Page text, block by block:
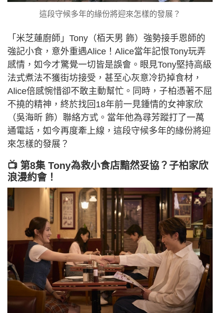
這段守候多年的緣份將迎來怎樣的發展？
「米芝蓮廚師」Tony（栢天男 飾）強勢接手恩師的
強記小食，意外重遇Alice！Alice當年記恨Tony玩弄
感情，如今才驚覺一切皆是誤會。眼見Tony堅持高級
法式煮法不獲街坊接受，甚至心灰意冷扔掉食材，
Alice倍感惋惜卻不敢主動幫忙。同時，子柏憑著不屈
不撓的精神，終於找回18年前一見鍾情的女神家欣
（吳海昕 飾）聯絡方式。當年他為尋芳蹤打了一萬
通電話，如今再度牽上線，這段守候多年的緣份將迎
來怎樣的發展？
📺 第8集 Tony為救小食店黯然妥協？子柏家欣
浪漫約會！